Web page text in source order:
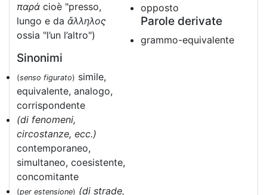
παρά cioè "presso,
lungo e da ἄλληλος
ossia "l’un l’altro")
Sinonimi
(senso figurato) simile,
equivalente, analogo,
corrispondente
(di fenomeni,
circostanze, ecc.)
contemporaneo,
simultaneo, coesistente,
concomitante
(per estensione) (di strade,
opposto
Parole derivate
grammo-equivalente